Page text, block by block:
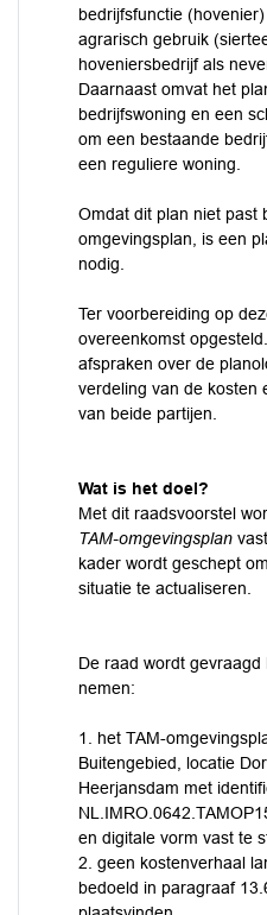
bedrijfsfunctie
agrarisch gebruik
hoveniersbedrijf als
Daarnaast omvat het
bedrijfswoning en een
om een bestaande
een reguliere woning.
Omdat dit plan niet past
omgevingsplan, is een
nodig.
Ter voorbereiding op
overeenkomst
afspraken over de
verdeling van de kosten
van beide partijen.
Wat is het doel?
Met dit raadsvoorstel
TAM-omgevingsplan
kader wordt geschept
situatie te actualiseren.
De raad wordt
nemen:
1. het TAM-
Buitengebied, locatie
Heerjansdam met
en digitale vorm vast te
2. geen kostenverhaal
bedoeld in paragraaf